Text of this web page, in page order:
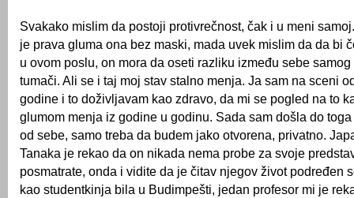
Svakako mislim da postoji protivrečnost, čak i u meni
je prava gluma ona bez maski, mada uvek mislim da da bi
u ovom poslu, on mora da oseti razliku između sebe
tumači. Ali se i taj moj stav stalno menja. Ja sam na sceni
godine i to doživljavam kao zdravo, da mi se pogled na to
glumom menja iz godine u godinu. Sada sam došla do
od sebe, samo treba da budem jako otvorena, privatno.
Tanaka je rekao da on nikada nema probe za svoje
posmatrate, onda i vidite da je čitav njegov život podređen
kao studentkinja bila u Budimpešti, jedan profesor mi je